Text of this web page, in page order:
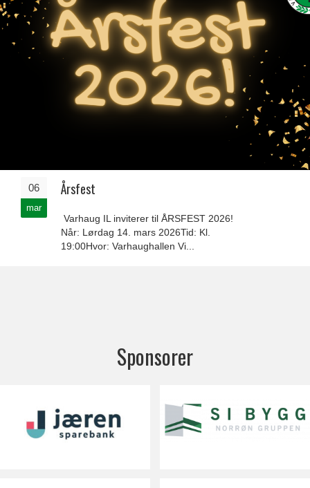
06
mar
Årsfest
Varhaug IL inviterer til ÅRSFEST 2026!
Når: Lørdag 14. mars 2026Tid: Kl.
19:00Hvor: Varhaughallen Vi...
Sponsorer